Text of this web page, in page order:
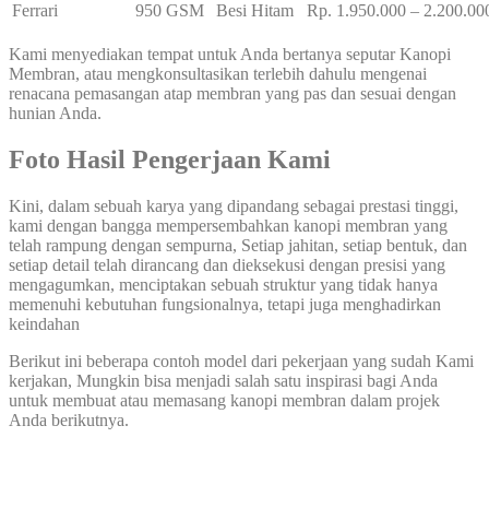
Ferrari
950 GSM Besi Hitam Rp. 1.950.000 –
Kami menyediakan tempat untuk Anda bertanya seputar Kanopi
Membran, atau mengkonsultasikan terlebih dahulu mengenai
renacana pemasangan atap membran yang pas dan sesuai dengan
hunian Anda.
Foto Hasil Pengerjaan Kami
Kini, dalam sebuah karya yang dipandang sebagai prestasi tinggi,
kami dengan bangga mempersembahkan kanopi membran yang
telah rampung dengan sempurna, Setiap jahitan, setiap bentuk, dan
setiap detail telah dirancang dan dieksekusi dengan presisi yang
mengagumkan, menciptakan sebuah struktur yang tidak hanya
memenuhi kebutuhan fungsionalnya, tetapi juga menghadirkan
keindahan
Berikut ini beberapa contoh model dari pekerjaan yang sudah Kami
kerjakan, Mungkin bisa menjadi salah satu inspirasi bagi Anda
untuk membuat atau memasang kanopi membran dalam projek
Anda berikutnya.